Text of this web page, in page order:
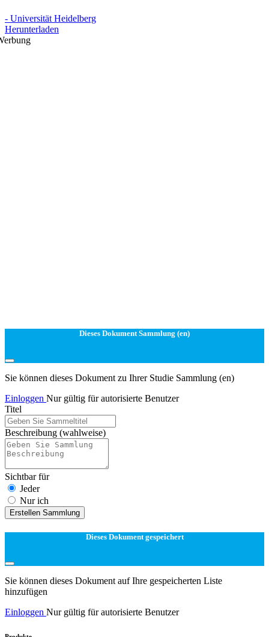
- Universität Heidelberg
Herunterladen
Dieses Dokument Sammlung (en)
Sie können dieses Dokument zu Ihrer Studie Sammlung (en)
Einloggen Nur gültig für autorisierte Benutzer
Titel
Beschreibung (wahlweise)
Sichtbar für
Jeder
Nur ich
Erstellen Sammlung
Dieses Dokument gespeichert
Sie können dieses Dokument auf Ihre gespeicherten Liste
hinzufügen
Einloggen Nur gültig für autorisierte Benutzer